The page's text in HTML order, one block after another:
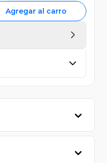
Agregar al carro